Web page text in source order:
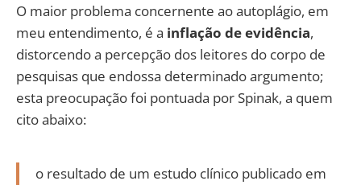
O maior problema concernente ao autoplágio, em
meu entendimento, é a inflação de evidência,
distorcendo a percepção dos leitores do corpo de
pesquisas que endossa determinado argumento;
esta preocupação foi pontuada por Spinak, a quem
cito abaixo:
o resultado de um estudo clínico publicado em